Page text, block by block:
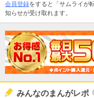
会員登録をすると「サムライが
知らせが受け取れます。
みんなのまんがレポ